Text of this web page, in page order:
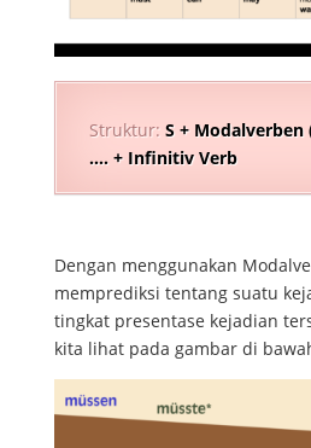
Struktur: S +
…. + Infinitiv Verb
Dengan menggunakan
memprediksi tentang suatu
tingkat presentase kejadian
kita lihat pada gambar di